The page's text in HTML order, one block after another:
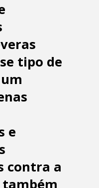
tipo de
e
contra a
também